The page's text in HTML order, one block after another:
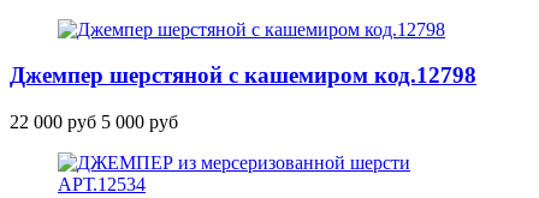
Джемпер шерстяной с кашемиром код.12798
22 000 руб 5 000 руб